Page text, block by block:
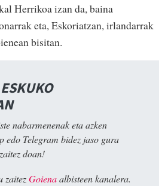
Herrikoa izan da, baina
eta, Eskoriatzan, irlandarrak
bisitan.
nabarmenenak eta azken
edo Telegram bidez jaso gura
doan!
zaitezGoienaalbisteen kanalera.